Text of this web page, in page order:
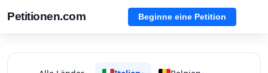
Petitionen.com Beginne eine Petition